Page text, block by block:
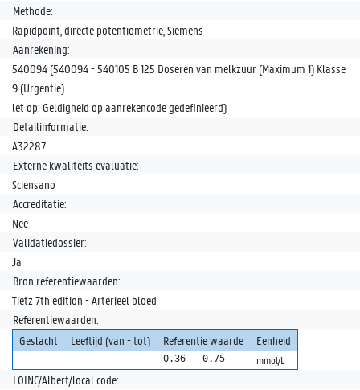
Methode:
Rapidpoint, directe potentiometrie, Siemens
Aanrekening:
540094 (540094 - 540105 B 125 Doseren van melkzuur (Maximum 1) Klasse
9 (Urgentie)
let op: Geldigheid op aanrekencode gedefinieerd)
Detailinformatie:
A32287
Externe kwaliteits evaluatie:
Sciensano
Accreditatie:
Nee
Validatiedossier:
Ja
Bron referentiewaarden:
Tietz 7th edition - Arterieel bloed
Referentiewaarden:
Geslacht
Leeftijd (van - tot) Referentie waarde Eenheid
0.36 - 0.75 mmol/L
LOINC/Albert/local code: